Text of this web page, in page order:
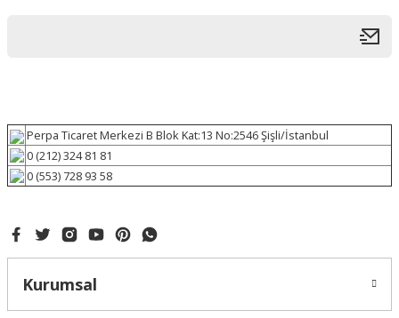
Perpa Ticaret Merkezi B Blok Kat:13 No:2546 Şişli/İstanbul
0 (212) 324 81 81
0 (553) 728 93 58
Kurumsal